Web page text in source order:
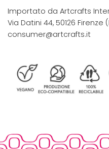
Importato da Artcrafts
Via Datini 44, 50126 Firenze
consumer@artcrafts.it